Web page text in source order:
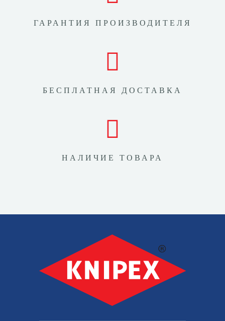
ГАРАНТИЯ ПРОИЗВОДИТЕЛЯ
БЕСПЛАТНАЯ ДОСТАВКА
НАЛИЧИЕ ТОВАРА